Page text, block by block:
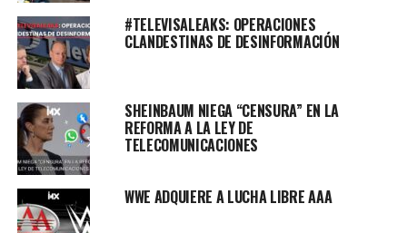
#TELEVISALEAKS: OPERACIONES
CLANDESTINAS DE DESINFORMACIÓN
SHEINBAUM NIEGA “CENSURA” EN LA
REFORMA A LA LEY DE
TELECOMUNICACIONES
WWE ADQUIERE A LUCHA LIBRE AAA